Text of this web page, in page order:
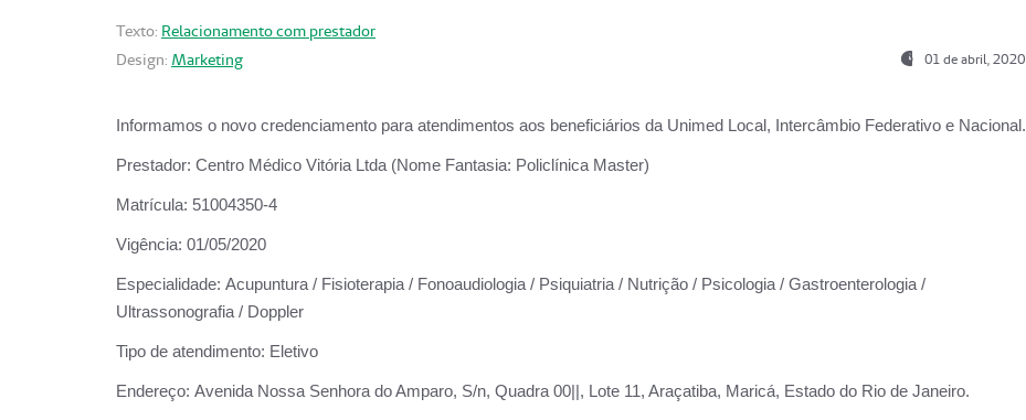
Texto: Relacionamento com prestador
Design: Marketing 01 de abril, 2020
Informamos o novo credenciamento para atendimentos aos beneficiários da Unimed Local, Intercâmbio Federativo e Nacional.
Prestador: Centro Médico Vitória Ltda (Nome Fantasia: Policlínica Master)
Matrícula: 51004350-4
Vigência: 01/05/2020
Especialidade: Acupuntura / Fisioterapia / Fonoaudiologia / Psiquiatria / Nutrição / Psicologia / Gastroenterologia /
Ultrassonografia / Doppler
Tipo de atendimento: Eletivo
Endereço: Avenida Nossa Senhora do Amparo, S/n, Quadra 00||, Lote 11, Araçatiba, Maricá, Estado do Rio de Janeiro.